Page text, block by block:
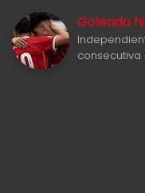
Goleada